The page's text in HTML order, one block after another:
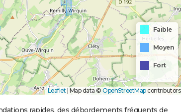
Faible
Moyen
Fort
Leaflet | Map data © OpenStreetMapcontributors
rapides, des débordements fréquents de